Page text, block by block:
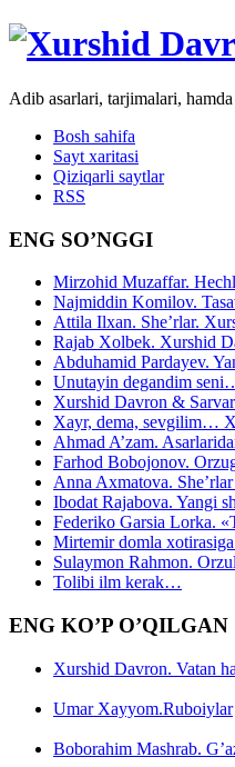
Adib asarlari, tarjimalari,
Bosh sahifa
Sayt xaritasi
Qiziqarli saytlar
RSS
ENG SO’NGGI
Mirzohid Muzaffar.
Najmiddin Komilov.
Attila Ilxan. She’rlar.
Rajab Xolbek. Xurshid
Abduhamid Pardayev.
Unutayin degandim
Xurshid Davron &
Xayr, dema, sevgilim…
Ahmad A’zam.
Farhod Bobojonov.
Anna Axmatova.
Ibodat Rajabova. Yangi
Federiko Garsia Lorka.
Mirtemir domla
Sulaymon Rahmon.
Tolibi ilm kerak…
ENG KO’P O’QILGAN
Xurshid Davron. Vatan
Umar Xayyom.Ruboiylar
Boborahim Mashrab.